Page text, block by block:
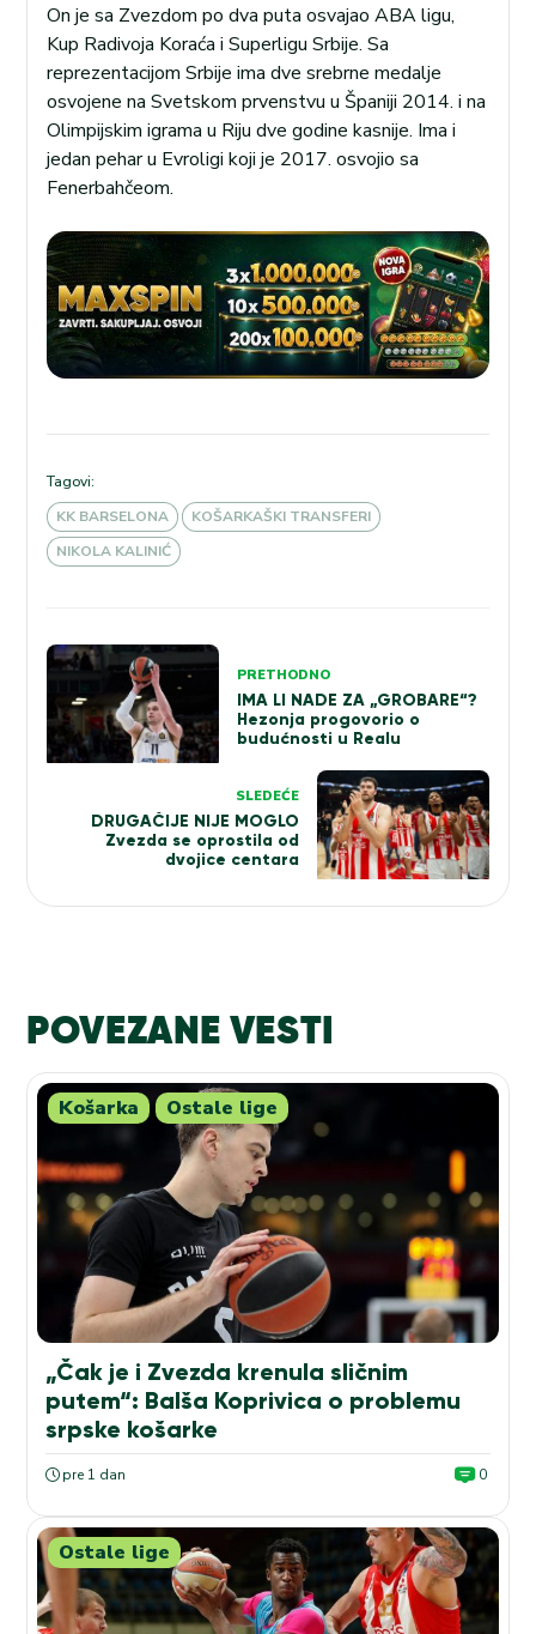
On je sa Zvezdom po dva puta osvajao ABA ligu,
Kup Radivoja Koraća i Superligu Srbije. Sa
reprezentacijom Srbije ima dve srebrne medalje
osvojene na Svetskom prvenstvu u Španiji 2014. i na
Olimpijskim igrama u Riju dve godine kasnije. Ima i
jedan pehar u Evroligi koji je 2017. osvojio sa
Fenerbahčeom.
Tagovi:
KK BARSELONA
KOŠARKAŠKI TRANSFERI
NIKOLA KALINIĆ
Kretanje
članka
PRETHODNO
IMA LI NADE ZA „GROBARE“?
Hezonja progovorio o
budućnosti u Realu
SLEDEĆE
DRUGAČIJE NIJE MOGLO
Zvezda se oprostila od
dvojice centara
POVEZANE VESTI
Košarka Ostale lige
„Čak je i Zvezda krenula sličnim
putem“: Balša Koprivica o problemu
srpske košarke
pre 1 dan 0
Ostale lige